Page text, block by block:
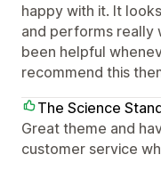
happy with it. It
and performs really
been helpful
recommend this
The Science
Great theme and
customer service